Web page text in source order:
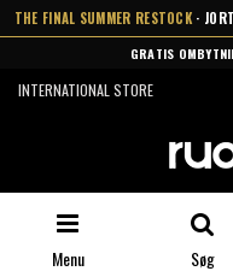
THE FINAL SUMMER RESTOCK ·
GRATIS
INTERNATIONAL STORE
Menu Søg